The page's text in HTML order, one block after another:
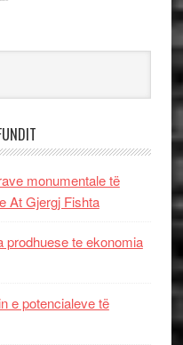
monumentale të
At Gjergj Fishta
prodhuese te ekonomia
e potencialeve të